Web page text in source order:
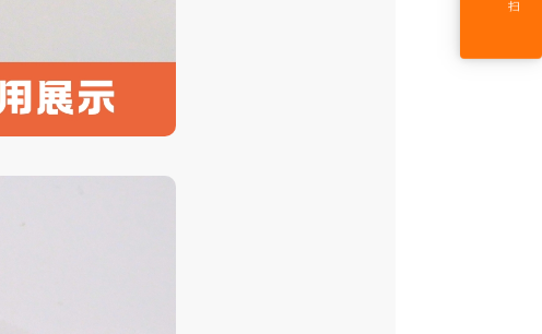
扫